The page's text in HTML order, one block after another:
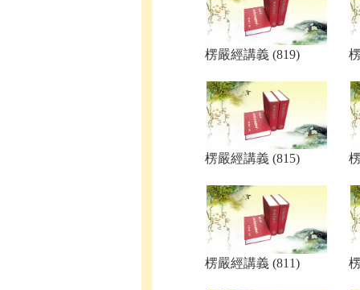
楞嚴經講義 (819)
楞嚴經講義 (815)
楞嚴經講義 (811)